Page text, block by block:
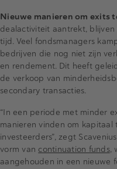
Nieuwe manieren om exits
dealactiviteit aantrekt,
tijd. Veel fondsmanagers
bedrijven die nog niet zijn
en rendement. Dit heeft
de verkoop van
secondary transacties.
“In een periode met minder
manieren vinden om
investeerders”, zegt
vorm van continuation funds,
aangehouden in een nieuwe